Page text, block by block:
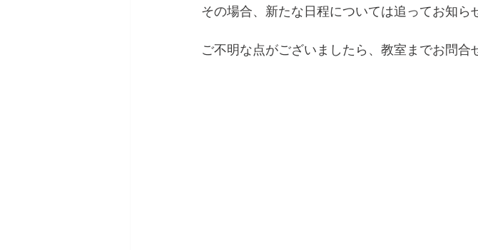
その場合、新たな日程については追ってお知ら
ご不明な点がございましたら、教室までお問合